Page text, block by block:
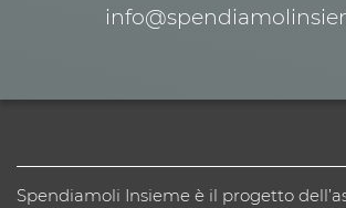
Spendiamoli Insieme è il progetto